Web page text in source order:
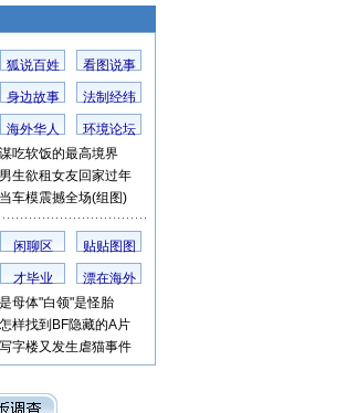
狐说百姓 看图说事
身边故事 法制经纬
海外华人
环境论坛
吃软饭的最高境界
生欲租女友回家过年
车模震撼全场(组图)
闲聊区 贴贴图图
才毕业
漂在海外
母体"白领"是怪胎
样找到BF隐藏的A片
字楼又发生虐猫事件